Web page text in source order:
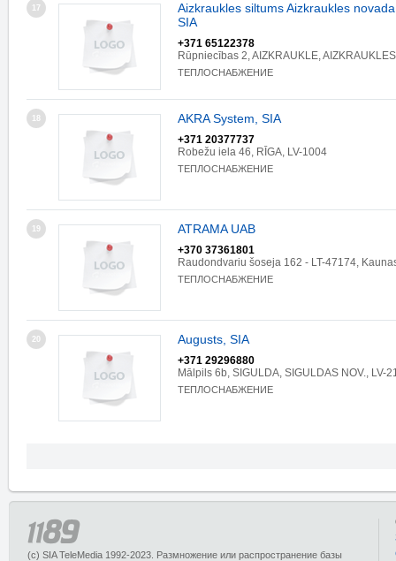
17
Aizkraukles siltums Aizkraukles
SIA
+371 65122378
Rūpniecības 2, AIZKRAUKLE,
ТЕПЛОСНАБЖЕНИЕ
18 AKRA System, SIA
+371 20377737
Robežu iela 46, RĪGA, LV-1004
ТЕПЛОСНАБЖЕНИЕ
19 ATRAMA UAB
+370 37361801
Raudondvariu šoseja 162 - LT-47174,
ТЕПЛОСНАБЖЕНИЕ
20 Augusts, SIA
+371 29296880
Mālpils 6b, SIGULDA, SIGULDAS NOV., LV-
ТЕПЛОСНАБЖЕНИЕ
(c) SIA TeleMedia 1992-2023. Размножение или распространение базы